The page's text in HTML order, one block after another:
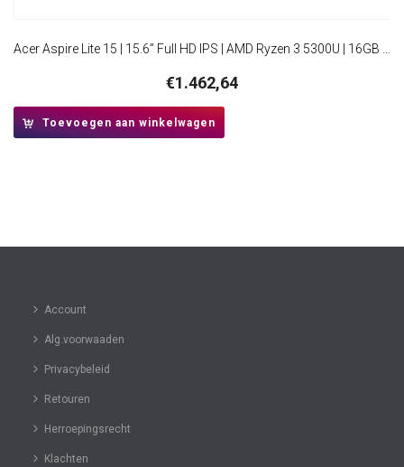
€1.462,64
Toevoegen aan winkelwagen
Account
Alg.voorwaaden
Privacybeleid
Retouren
Herroepingsrecht
Klachten